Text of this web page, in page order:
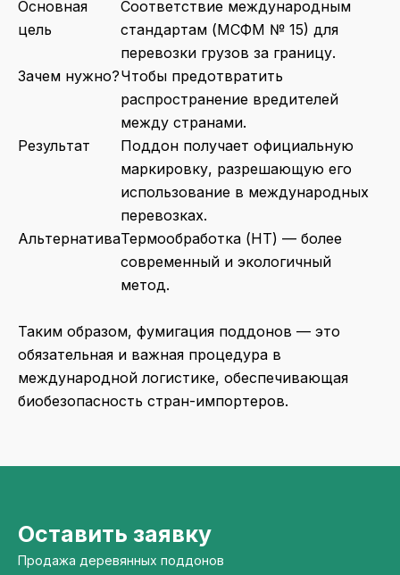
Основная
цель
Соответствие международным
стандартам (МСФМ № 15) для
перевозки грузов за границу.
Зачем нужно?Чтобы предотвратить
распространение вредителей
между странами.
Результат
Поддон получает официальную
маркировку, разрешающую его
использование в международных
перевозках.
АльтернативаТермообработка (HT) — более
современный и экологичный
метод.
Таким образом, фумигация поддонов — это
обязательная и важная процедура в
международной логистике, обеспечивающая
биобезопасность стран-импортеров.
Оставить заявку
Продажа деревянных поддонов